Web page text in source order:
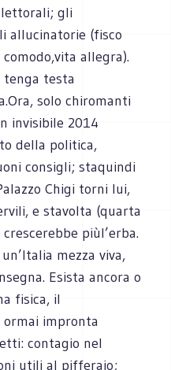
gli
allucinatorie (fisco
allegra).
tenga testa
solo chiromanti
invisibile 2014
della politica,
consigli; staquindi
Chigi torni lui,
e stavolta (quarta
piùl’erba.
mezza viva,
Esista ancora o
fisica, il
ormai impronta
contagio nel
utili al pifferaio;